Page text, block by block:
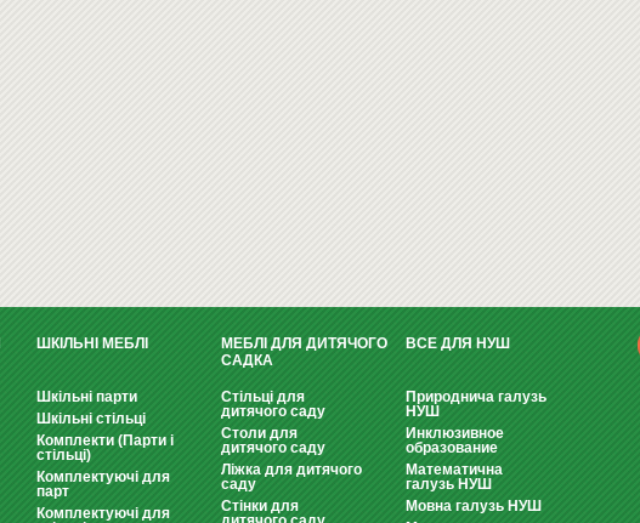
ШКІЛЬНІ МЕБЛІ
Шкільні парти
Шкільні стільці
Комплекти (Парти і
стільці)
Комплектуючі для
парт
Комплектуючі для
МЕБЛІ ДЛЯ ДИТЯЧОГО
САДКА
Стільці для
дитячого саду
Столи для
дитячого саду
Ліжка для дитячого
саду
Стінки для
ВСЕ ДЛЯ НУШ
Природнича галузь
НУШ
Инклюзивное
образование
Математична
галузь НУШ
Мовна галузь НУШ